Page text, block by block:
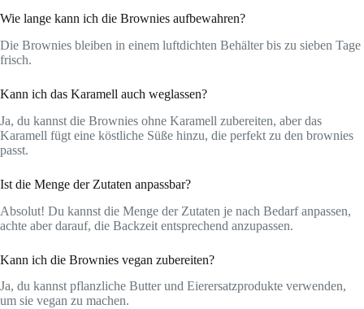
Wie lange kann ich die Brownies aufbewahren?
Die Brownies bleiben in einem luftdichten Behälter bis zu sieben Tage
frisch.
Kann ich das Karamell auch weglassen?
Ja, du kannst die Brownies ohne Karamell zubereiten, aber das
Karamell fügt eine köstliche Süße hinzu, die perfekt zu den brownies
passt.
Ist die Menge der Zutaten anpassbar?
Absolut! Du kannst die Menge der Zutaten je nach Bedarf anpassen,
achte aber darauf, die Backzeit entsprechend anzupassen.
Kann ich die Brownies vegan zubereiten?
Ja, du kannst pflanzliche Butter und Eierersatzprodukte verwenden,
um sie vegan zu machen.